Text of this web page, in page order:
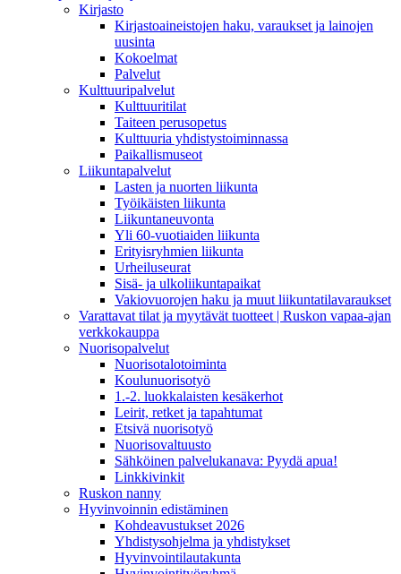
Kirjasto
Kirjastoaineistojen haku, varaukset ja lainojen
uusinta
Kokoelmat
Palvelut
Kulttuuripalvelut
Kulttuuritilat
Taiteen perusopetus
Kulttuuria yhdistystoiminnassa
Paikallismuseot
Liikuntapalvelut
Lasten ja nuorten liikunta
Työikäisten liikunta
Liikuntaneuvonta
Yli 60-vuotiaiden liikunta
Erityisryhmien liikunta
Urheiluseurat
Sisä- ja ulkoliikuntapaikat
Vakiovuorojen haku ja muut liikuntatilavaraukset
Varattavat tilat ja myytävät tuotteet | Ruskon vapaa-ajan
verkkokauppa
Nuorisopalvelut
Nuorisotalotoiminta
Koulunuorisotyö
1.-2. luokkalaisten kesäkerhot
Leirit, retket ja tapahtumat
Etsivä nuorisotyö
Nuorisovaltuusto
Sähköinen palvelukanava: Pyydä apua!
Linkkivinkit
Ruskon nanny
Hyvinvoinnin edistäminen
Kohdeavustukset 2026
Yhdistysohjelma ja yhdistykset
Hyvinvointilautakunta